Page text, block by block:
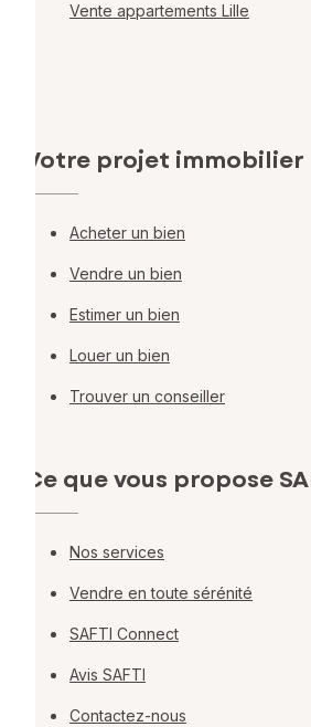
Vente appartements Lille
Votre projet immobilier
Acheter un bien
Vendre un bien
Estimer un bien
Louer un bien
Trouver un conseiller
Ce que vous propose
Nos services
Vendre en toute sérénité
SAFTI Connect
Avis SAFTI
Contactez-nous